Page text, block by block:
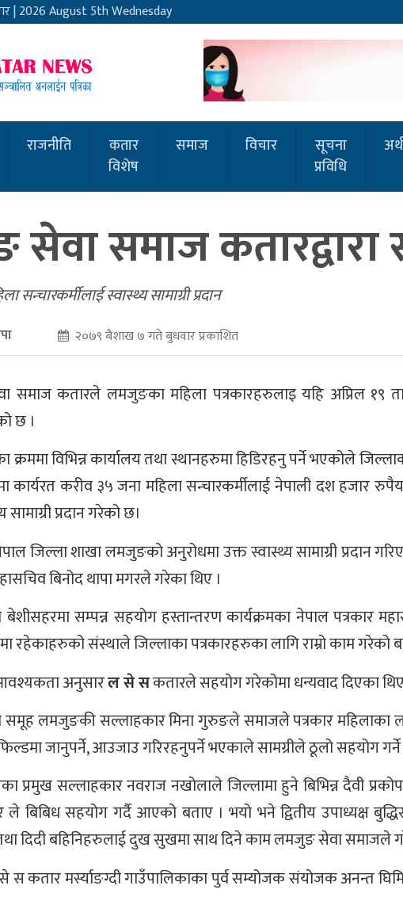
|2026 August 5th Wednesday
राजनीति
कतार
विशेष
समाज विचार
सूचना
प्रविधि
अर्थ
समाज कतारद्वारा
सन्चारकर्मीलाई स्वास्थ्य सामाग्री प्रदान
२०७९ बैशाख ७ गते बुधवार प्रकाशित
कतारले लमजुङका महिला पत्रकारहरुलाइ यहि अप्रिल १९
छ ।
विभिन्न कार्यालय तथा स्थानहरुमा हिडिरहनु पर्ने भएकोले
कार्यरत करीव ३५ जना महिला सन्चारकर्मीलाई नेपाली दश हजार
प्रदान गरेको छ।
जिल्ला शाखा लमजुङको अनुरोधमा उक्त स्वास्थ्य सामाग्री प्रदान
बिनोद थापा मगरले गरेका थिए ।
सम्पन्न सहयोग हस्तान्तरण कार्यक्रमका नेपाल पत्रकार
रहेकाहरुको संस्थाले जिल्लाका पत्रकारहरुका लागि राम्रो काम गरेको
अनुसारल से सकतारले सहयोग गरेकोमा धन्यवाद दिएका
समूह लमजुङकी सल्लाहकार मिना गुरुङले समाजले पत्रकार महिलाका
जानुपर्ने, आउजाउ गरिरहनुपर्ने भएकाले सामग्रीले ठूलो सहयोग गर्ने
प्रमुख सल्लाहकार नवराज नखोलाले जिल्लामा हुने बिभिन्न दैवी
बिबिध सहयोग गर्दै आएको बताए । भयो भने द्वितीय उपाध्यक्ष
दिदी बहिनिहरुलाई दुख सुखमा साथ दिने काम लमजुङ सेवा समाजले
स कतार मर्स्याङग्दी गाउँपालिकाका पुर्व सम्योजक संयोजक अनन्त